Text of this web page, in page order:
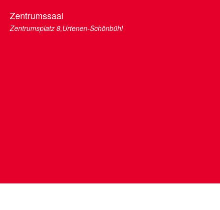
Zentrumssaal
Zentrumsplatz 8,Urtenen-Schönbühl